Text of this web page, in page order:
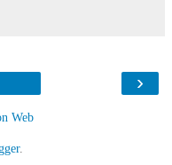
›
Web
.